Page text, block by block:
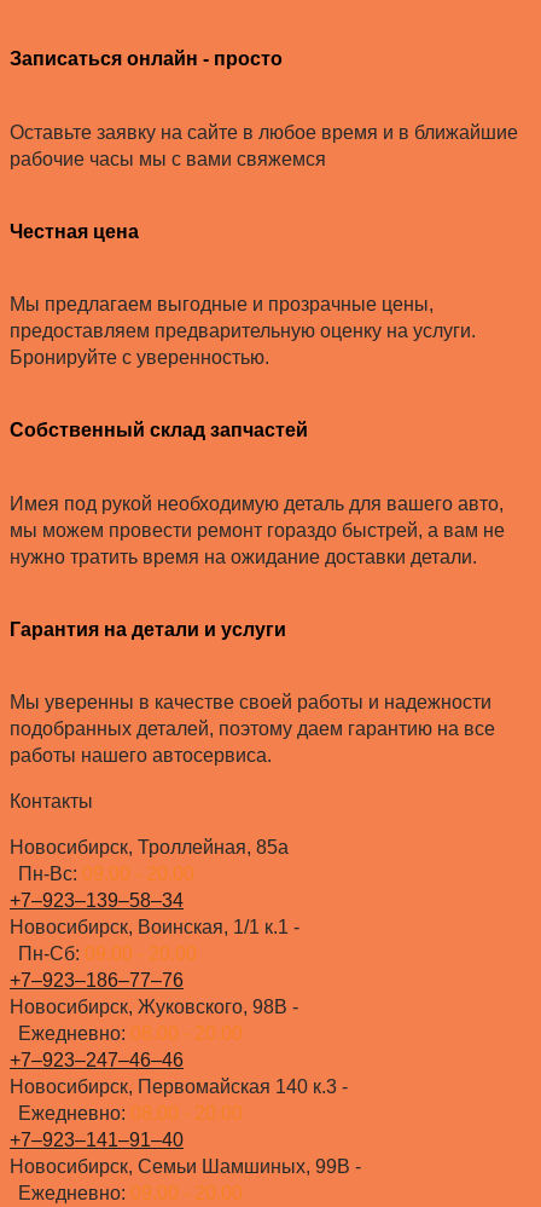
Записаться онлайн - просто
Оставьте заявку на сайте в любое время и в ближайшие
рабочие часы мы с вами свяжемся
Честная цена
Мы предлагаем выгодные и прозрачные цены,
предоставляем предварительную оценку на услуги.
Бронируйте с уверенностью.
Собственный склад запчастей
Имея под рукой необходимую деталь для вашего авто,
мы можем провести ремонт гораздо быстрей, а вам не
нужно тратить время на ожидание доставки детали.
Гарантия на детали и услуги
Мы уверенны в качестве своей работы и надежности
подобранных деталей, поэтому даем гарантию на все
работы нашего автосервиса.
Контакты
Новосибирск, Троллейная, 85а
Пн-Вс: 09.00 - 20.00
+7‒923‒139‒58‒34
Новосибирск, Воинская, 1/1 к.1 -
Пн-Сб: 09.00 - 20.00
+7‒923‒186‒77‒76
Новосибирск, Жуковского, 98В -
Ежедневно: 08.00 - 20.00
+7‒923‒247‒46‒46
Новосибирск, Первомайская 140 к.3 -
Ежедневно: 08.00 - 20.00
+7‒923‒141‒91‒40
Новосибирск, Семьи Шамшиных, 99В -
Ежедневно: 09.00 - 20.00